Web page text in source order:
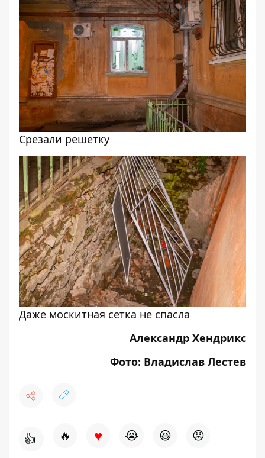
Срезали решетку
Даже москитная сетка не спасла
Александр Хендрикс
Фото: Владислав Лестев
👍 🔥 ♥ 😭 😆 😡